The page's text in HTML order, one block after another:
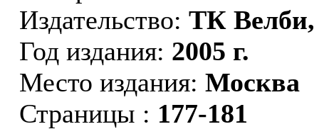
Издательство: ТК Велби,
Год издания: 2005 г.
Место издания: Москва
Страницы : 177-181